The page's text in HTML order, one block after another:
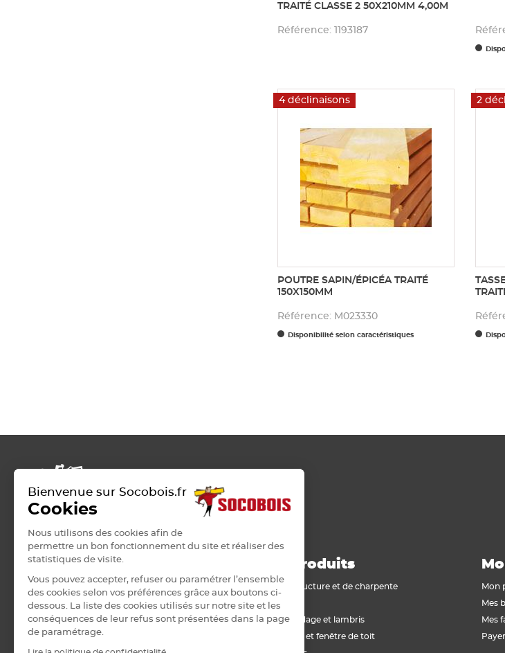
TRAITÉ CLASSE 2 50X210MM 4,00M
Référence: 1193187
4 déclinaisons
POUTRE SAPIN/ÉPICÉA TRAITÉ
150X150MM
Référence: M023330
Disponibilité selon caractéristiques
2
ROSIERES-PRES-TROYES
42 RUE PASTEUR
10430 ROSIERES-PRES-TROYES
0325713577
troyes@socobois.fr
Lundi 07h30 à 12h00 - 13h30 à 17h30
Nos produits
Bois de structure et de charpente
Panneau
Lame, bardage et lambris
Menuiserie et fenêtre de toit
Mon
Mes
Mes
Bienvenue sur Socobois.fr
Cookies
Nous utilisons des cookies afin de
permettre un bon fonctionnement du site et réaliser des
statistiques de visite.
Vous pouvez accepter, refuser ou paramétrer l’ensemble
des cookies selon vos préférences grâce aux boutons ci-
dessous. La liste des cookies utilisés sur notre site et les
conséquences de leur refus sont présentées dans la page
de paramétrage.